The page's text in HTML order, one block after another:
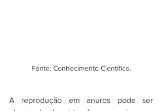
Fonte: Conhecimento Científico.
A reprodução em anuros pode ser